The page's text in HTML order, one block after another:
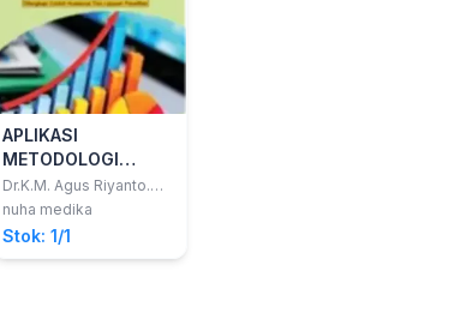
APLIKASI
METODOLOGI
PENELITIAN
KESEHATAN
Dr.K.M. Agus Riyanto.
SKM., M.Kes
nuha medika
Stok: 1/1